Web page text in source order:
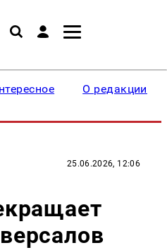
О редакции
25.06.2026, 12:06